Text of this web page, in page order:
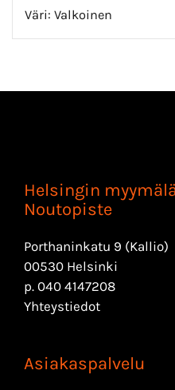
Väri: Valkoinen
Helsingin
Noutopiste
Porthaninkatu 9 (Kallio)
00530 Helsinki
p. 040 4147208
Yhteystiedot
Asiakaspalvelu